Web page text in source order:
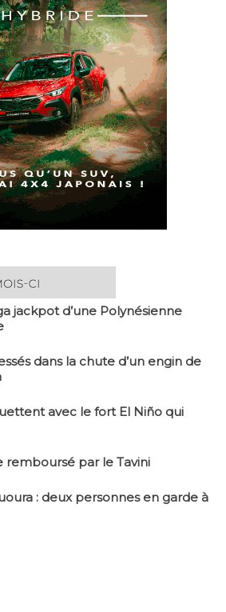
jackpot d’une Polynésienne
dans la chute d’un engin de
avec le fort El Niño qui
remboursé par le Tavini
: deux personnes en garde à